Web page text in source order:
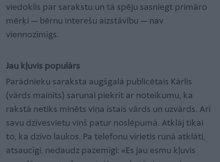
viedoklis par sarakstu un tā spēju sasniegt primāro
mērķi — bērnu interešu aizstāvību — nav
viennozīmīgs.
Jau kļuvis populārs
Parādnieku saraksta augšgalā publicētais Kārlis
(vārds mainīts) sarunai piekrīt ar noteikumu, ka
rakstā netiks minēts viņa īstais vārds un uzvārds. Arī
savu dzīvesvietu viņš patur noslēpumā. Atklāj tikai
to, ka dzīvo laukos. Pa telefonu vīrietis runā atklāti,
atsaucīgi, nedaudz pazemīgi: «Es jau esmu kļuvis